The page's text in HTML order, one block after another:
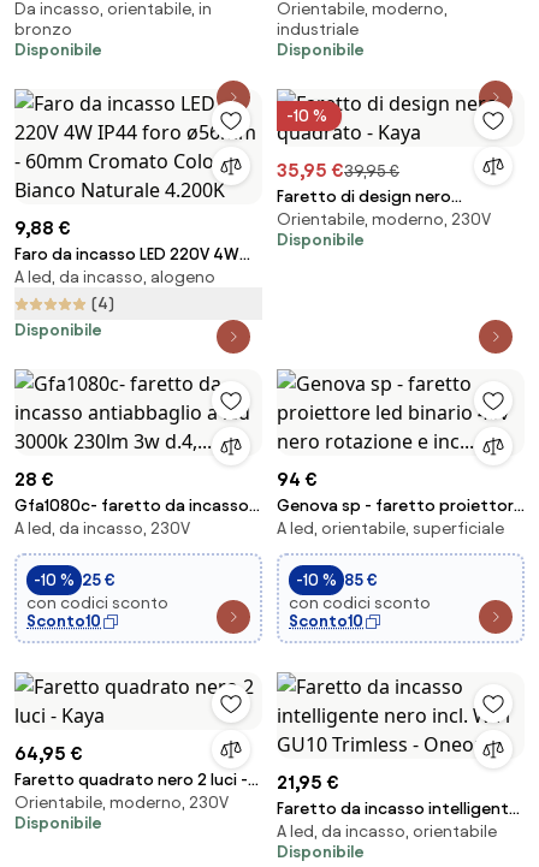
quadrati ottone orientabili -
Artemis
Da incasso, orientabile, in
bronzo
Disponibile
rotondo orientabile - Go Nine
Orientabile, moderno,
industriale
Disponibile
9,88 €
Faro da incasso LED 220V 4W
IP44 foro ø56mm - 60mm
Cromato Colore Bianco
Naturale 4.200K
A led, da incasso, alogeno
(4)
Disponibile
-10 %
35,95 €39,95 €
Faretto di design nero
quadrato - Kaya
Orientabile, moderno, 230V
Disponibile
28 €
Gfa1080c- faretto da incasso
antiabbaglio a led 3000k 230lm
3w d.4,...
A led, da incasso, 230V
-10 % 25 €
con codici sconto
Sconto10
94 €
Genova sp - faretto proiettore
led binario 48v nero rotazione
e inc...
A led, orientabile, superficiale
-10 % 85 €
con codici sconto
Sconto10
64,95 €
Faretto quadrato nero 2 luci -
Kaya
Orientabile, moderno, 230V
Disponibile
21,95 €
Faretto da incasso intelligente
nero incl. WiFi GU10 Trimless -
Oneon 1
A led, da incasso, orientabile
Disponibile